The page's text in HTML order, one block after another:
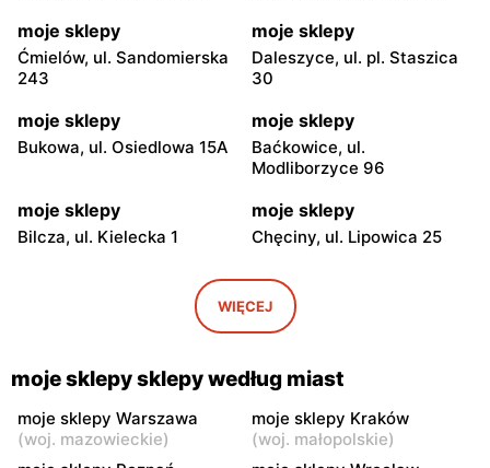
moje sklepy
Ćmielów, ul. Sandomierska
243
moje sklepy
Daleszyce, ul. pl. Staszica
30
moje sklepy
Bukowa, ul. Osiedlowa 15A
moje sklepy
Baćkowice, ul.
Modliborzyce 96
moje sklepy
Bilcza, ul. Kielecka 1
moje sklepy
Chęciny, ul. Lipowica 25
Iwaniska, ul. Ujazdowska 5
moje sklepy
Bogoria, ul. Rynek 30
Gorzyce, ul. Szkolna 44 Grębów, ul. Wydrza 180
moje sklepy
Jadachy, ul. Jadachy 111
moje sklepy
Jeżowe, ul. Zalesie 77
WIĘCEJ
moje sklepy sklepy według miast
moje sklepy Warszawa
(woj. mazowieckie)
moje sklepy Kraków
(woj. małopolskie)